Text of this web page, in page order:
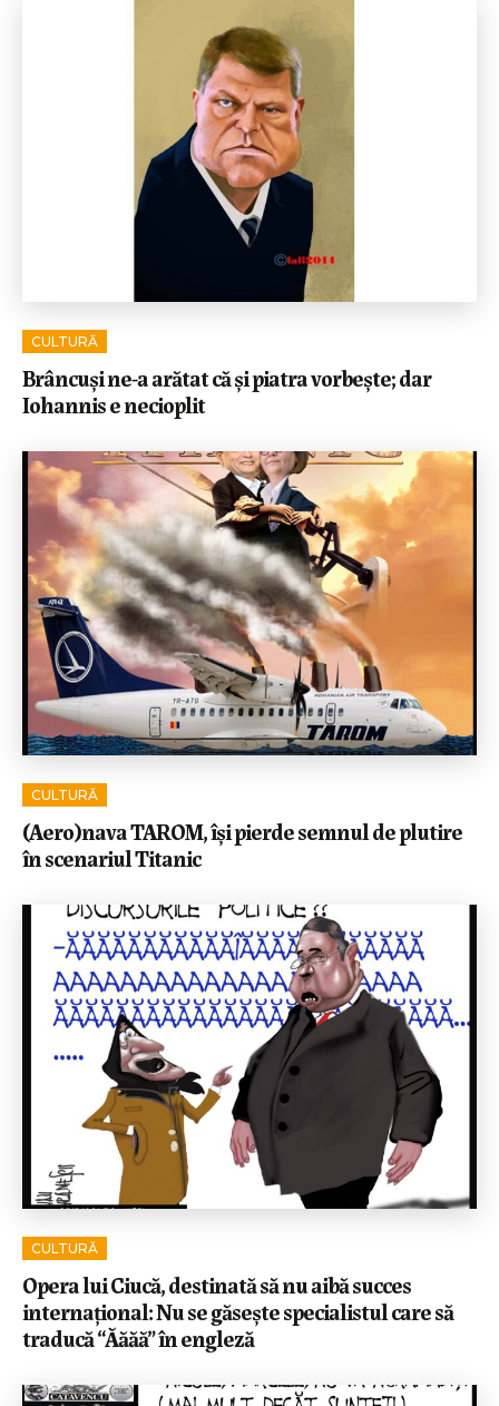
CULTURĂ
Brâncuși ne-a arătat că și piatra vorbește; dar
Iohannis e necioplit
CULTURĂ
(Aero)nava TAROM, își pierde semnul de plutire
în scenariul Titanic
CULTURĂ
Opera lui Ciucă, destinată să nu aibă succes
internațional: Nu se găsește specialistul care să
traducă “Ăăăă” în engleză